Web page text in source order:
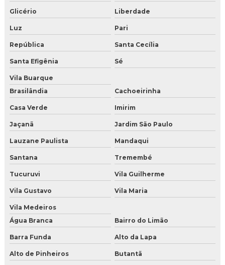
Onde encontrar gelo seco em sp
Gelo seco sp
Gelo seco onde vende
Gelo seco onde comprar sp
Loja de gelo seco
Comprar gelo seco
Comprar gelo seco online
Comprar gelo seco para drinks
Comprar gelo seco para festas
Comprar gelo seco sao paulo
Comprar gelo seco sp
Distribuidor de gelo seco
Glicério Liberdade
Luz Pari
República Santa Cecília
Santa Efigênia Sé
Vila Buarque
Brasilândia
Cachoeirinha
Casa Verde Imirim
Jaçanã Jardim São Paulo
Lauzane Paulista Mandaqui
Santana Tremembé
Tucuruvi Vila Guilherme
Vila Gustavo Vila Maria
Vila Medeiros
Água Branca
Bairro do Limão
Barra Funda Alto da Lapa
Alto de Pinheiros Butantã